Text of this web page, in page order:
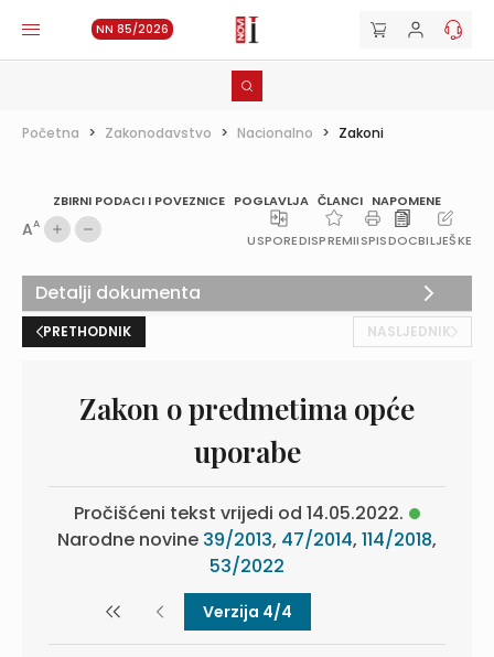
NN 85/2026
Početna > Zakonodavstvo > Nacionalno > Zakoni
ZBIRNI PODACI I POVEZNICE POGLAVLJA ČLANCI NAPOMENE
AA
USPOREDISPREMIISPISDOCBILJEŠKE
PRETHODNIK NASLJEDNIK
Zakon o predmetima opće
uporabe
Pročišćeni tekst vrijedi od 14.05.2022.
Narodne novine 39/2013, 47/2014, 114/2018,
53/2022
Verzija 4/4
Detalji dokumenta